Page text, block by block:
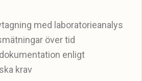
med laboratorieanalys
över tid
enligt
krav